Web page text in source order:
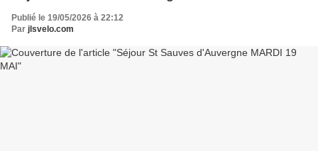
Publié le 19/05/2026 à 22:12
Par jlsvelo.com